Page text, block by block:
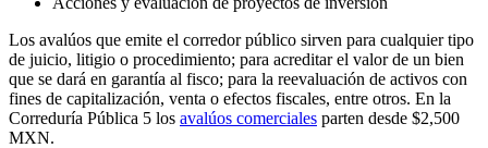
Los avalúos que emite el corredor público sirven para cualquier tipo
de juicio, litigio o procedimiento; para acreditar el valor de un bien
que se dará en garantía al fisco; para la reevaluación de activos con
fines de capitalización, venta o efectos fiscales, entre otros. En la
Correduría Pública 5 los avalúos comerciales parten desde $2,500
MXN.